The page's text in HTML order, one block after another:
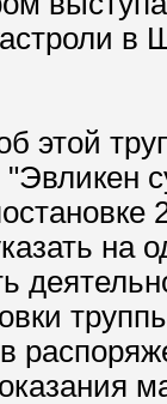
в
этой
на